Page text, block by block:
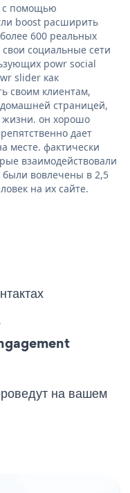
с помощью
boost расширить
600 реальных
социальные сети
powr social
slider как
своим клиентам,
страницей,
жизни. он хорошо
дает
месте. фактически
взаимодействовали
вовлечены в 2,5
на их сайте.
на вашем